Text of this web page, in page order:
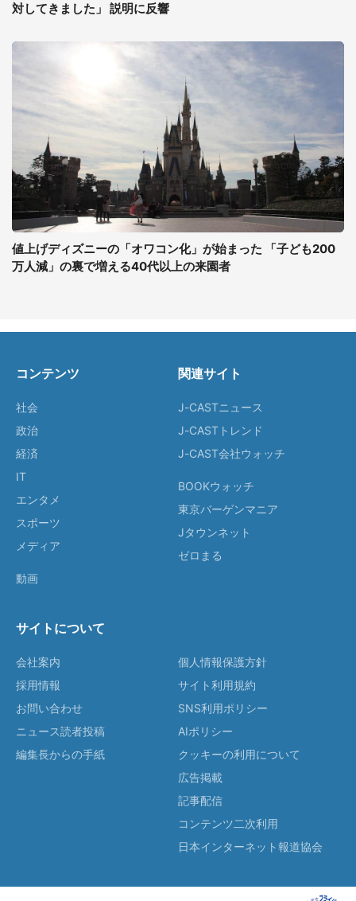
対してきました」 説明に反響
値上げディズニーの「オワコン化」が始まった 「子ども200
万人減」の裏で増える40代以上の来園者
コンテンツ
社会
政治
経済
IT
エンタメ
スポーツ
メディア
動画
関連サイト
J-CASTニュース
J-CASTトレンド
J-CAST会社ウォッチ
BOOKウォッチ
東京バーゲンマニア
Jタウンネット
ゼロまる
サイトについて
会社案内
採用情報
お問い合わせ
ニュース読者投稿
編集長からの手紙
個人情報保護方針
サイト利用規約
SNS利用ポリシー
AIポリシー
クッキーの利用について
広告掲載
記事配信
コンテンツ二次利用
日本インターネット報道協会